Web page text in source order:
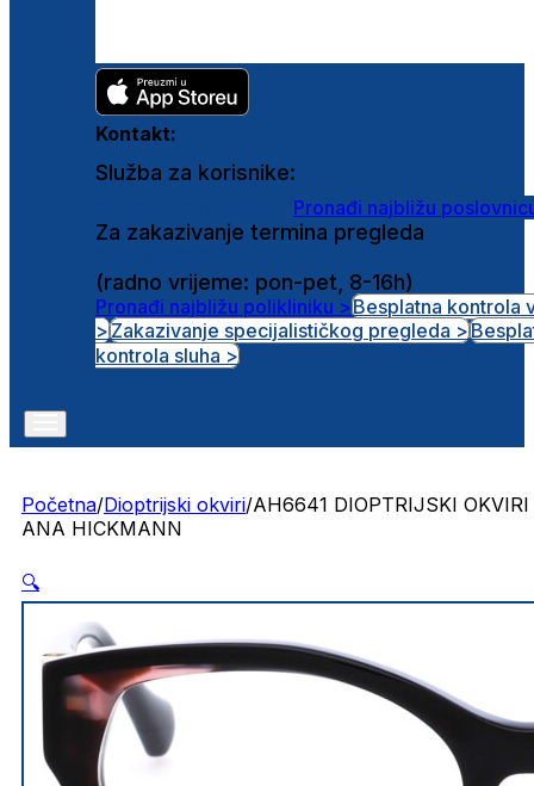
Kontakt:
Služba za korisnike:
Pronađi najbližu
Za zakazivanje termina pregleda
(radno vrijeme: pon-pet, 8-16h)
Pronađi najbližu polikliniku >Besplatna kontrola
>Zakazivanje specijalističkog pregleda >
kontrola sluha >
Početna/Dioptrijski okviri/AH6641 DIOPTRIJSKI OKVIRI
ANA HICKMANN
🔍